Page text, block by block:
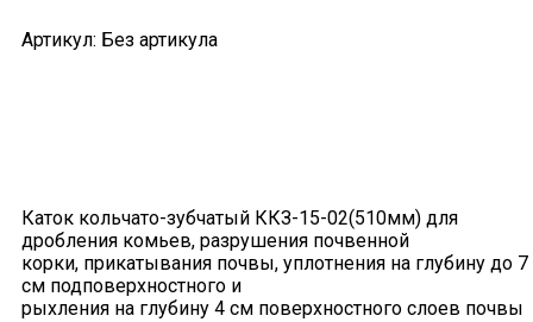
Артикул: Без артикула
Каток кольчато-зубчатый ККЗ-15-02(510мм) для
дробления комьев, разрушения почвенной
корки, прикатывания почвы, уплотнения на глубину до 7
см подповерхностного и
рыхления на глубину 4 см поверхностного слоев почвы